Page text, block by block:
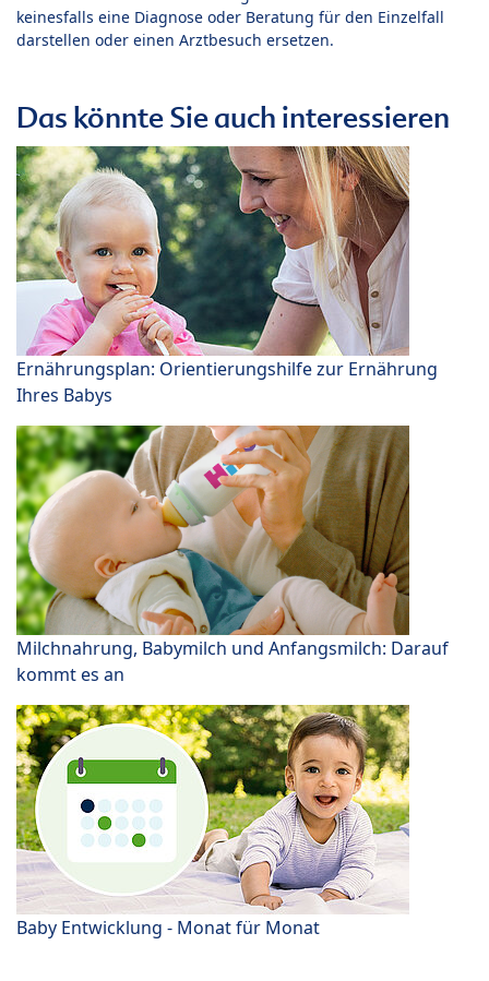
keinesfalls eine Diagnose oder Beratung für den Einzelfall
darstellen oder einen Arztbesuch ersetzen.
Das könnte Sie auch interessieren
Ernährungsplan: Orientierungshilfe zur Ernährung
Ihres Babys
Milchnahrung, Babymilch und Anfangsmilch: Darauf
kommt es an
Baby Entwicklung - Monat für Monat